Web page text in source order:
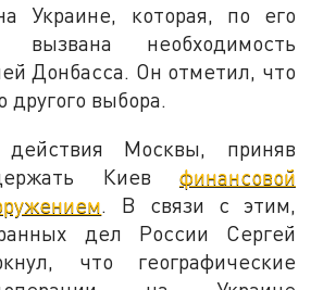
Украине, которая, по его
необходимость
Донбасса. Он отметил, что
выбора.
Москвы, приняв
Киев финансовой
. В связи с этим,
дел России Сергей
что географические